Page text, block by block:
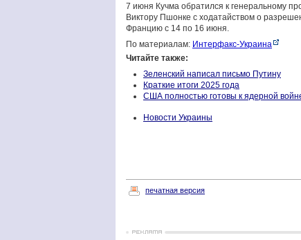
7 июня Кучма обратился к генеральному
Виктору Пшонке с ходатайством о
Францию с 14 по 16 июня.
По материалам: Интерфакс-Украина
Читайте также:
Зеленский написал письмо Путину
Краткие итоги 2025 года
США полностью готовы к ядерной
Новости Украины
печатная версия